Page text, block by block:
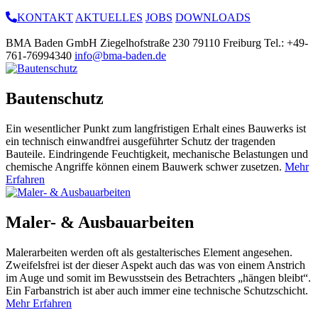
KONTAKT AKTUELLES JOBS DOWNLOADS
BMA Baden GmbH Ziegelhofstraße 230 79110 Freiburg Tel.: +49-
761-76994340 info@bma-baden.de
Bautenschutz
Ein wesentlicher Punkt zum langfristigen Erhalt eines Bauwerks ist
ein technisch einwandfrei ausgeführter Schutz der tragenden
Bauteile. Eindringende Feuchtigkeit, mechanische Belastungen und
chemische Angriffe können einem Bauwerk schwer zusetzen. Mehr
Erfahren
Maler- & Ausbauarbeiten
Malerarbeiten werden oft als gestalterisches Element angesehen.
Zweifelsfrei ist der dieser Aspekt auch das was von einem Anstrich
im Auge und somit im Bewusstsein des Betrachters „hängen bleibt“.
Ein Farbanstrich ist aber auch immer eine technische Schutzschicht.
Mehr Erfahren